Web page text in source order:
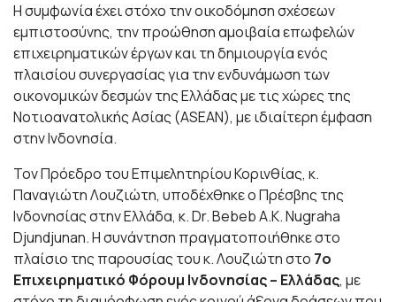
Η συμφωνία έχει στόχο την οικοδόμηση σχέσεων
εμπιστοσύνης, την προώθηση αμοιβαία επωφελών
επιχειρηματικών έργων και τη δημιουργία ενός
πλαισίου συνεργασίας για την ενδυνάμωση των
οικονομικών δεσμών της Ελλάδας με τις χώρες της
Νοτιοανατολικής Ασίας (ASEAN), με ιδιαίτερη έμφαση
στην Ινδονησία.
Τον Πρόεδρο του Επιμελητηρίου Κορινθίας, κ.
Παναγιώτη Λουζιώτη, υποδέχθηκε ο Πρέσβης της
Ινδονησίας στην Ελλάδα, κ. Dr. Bebeb A.K. Nugraha
Djundjunan. Η συνάντηση πραγματοποιήθηκε στο
πλαίσιο της παρουσίας του κ. Λουζιώτη στο 7ο
Επιχειρηματικό Φόρουμ Ινδονησίας – Ελλάδας, με